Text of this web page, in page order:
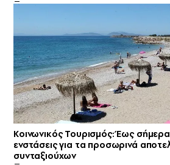
Κοινωνικός Τουρισμός: Έως
ενστάσεις για τα προσωρινά
συνταξιούχων